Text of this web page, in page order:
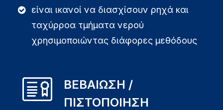
είναι ικανοί να διασχίσουν ρηχά και
ταχύρροα τμήματα νερού
χρησιμοποιώντας διάφορες μεθόδους
ΒΕΒΑΙΩΣΗ /
ΠΙΣΤΟΠΟΙΗΣΗ